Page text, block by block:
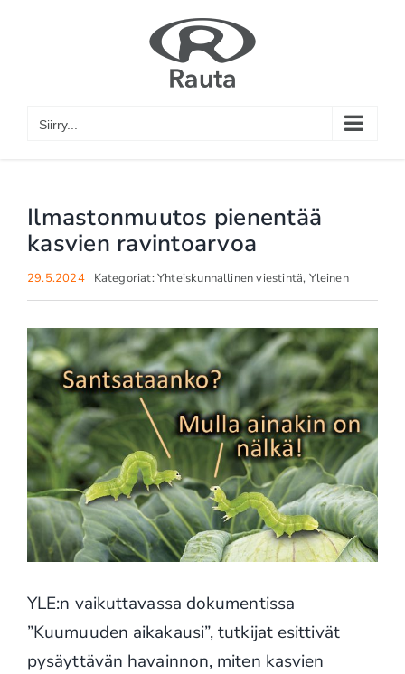
Siirry...
Ilmastonmuutos pienentää
kasvien ravintoarvoa
29.5.2024 Kategoriat:Yhteiskunnallinen viestintä, Yleinen
YLE:n vaikuttavassa dokumentissa
”Kuumuuden aikakausi”, tutkijat esittivät
pysäyttävän havainnon, miten kasvien